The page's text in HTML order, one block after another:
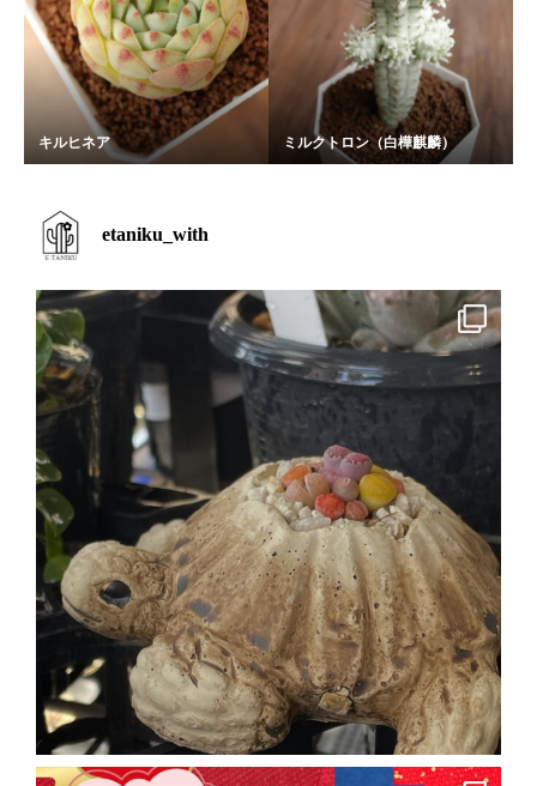
キルヒネア ミルクトロン（白樺麒麟）
etaniku_with